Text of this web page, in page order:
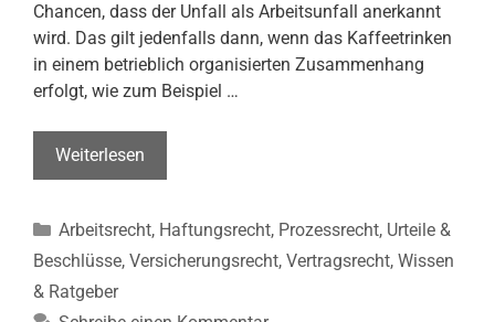
Chancen, dass der Unfall als Arbeitsunfall anerkannt
wird. Das gilt jedenfalls dann, wenn das Kaffeetrinken
in einem betrieblich organisierten Zusammenhang
erfolgt, wie zum Beispiel …
Weiterlesen
beim
im
Betrieb
Arbeitsunfall
Kategorien
Arbeitsrecht, Haftungsrecht, Prozessrecht, Urteile &
Beschlüsse, Versicherungsrecht, Vertragsrecht, Wissen
& Ratgeber